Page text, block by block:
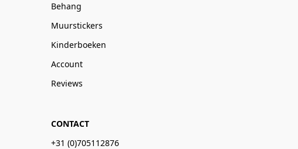
Behang
Muurstickers
Kinderboeken
Account
Reviews
CONTACT
+31 (0)705112876